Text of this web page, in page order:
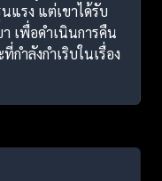
แรง แต่เขาได้รับ
เพื่อดำเนินการคืน
ำลังกำเริบในเรื่อง